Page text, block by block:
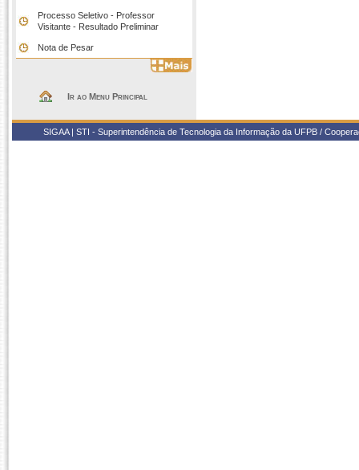
Processo Seletivo - Professor
Visitante - Resultado Preliminar
Nota de Pesar
Ir ao Menu Principal
SIGAA | STI - Superintendência de Tecnologia da Informação da UFPB /